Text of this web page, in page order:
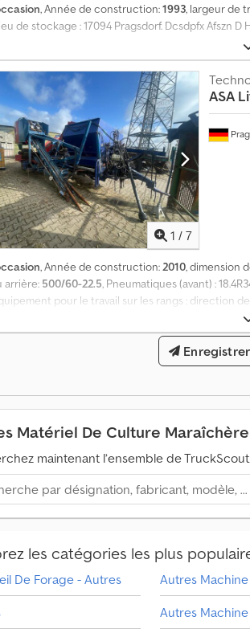
, Année de construction:1993, largeur de
de stockage : 17094 Pragsdorf. Dcsdpfx Afszn D
1 / 7
ASA
, Année de construction:2010, dimension
arrière: 500/60-22.5, Pneumatiques (avant) :
pour le travail sur les rangs : direction
arbre de transmission, lieu de stockage : chez
Matériel De Culture
maintenant l’ensemble de
les catégories les plus
De Forage - Autres